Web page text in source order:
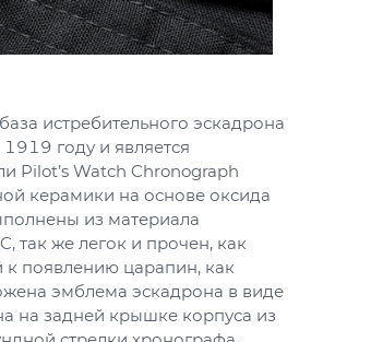
истребительного эскадрона
году и является
Pilot’s Watch Chronograph
керамики на основе оксида
из материала
так же легок и прочен, как
к появлению царапин, как
эмблема эскадрона в виде
на задней крышке корпуса из